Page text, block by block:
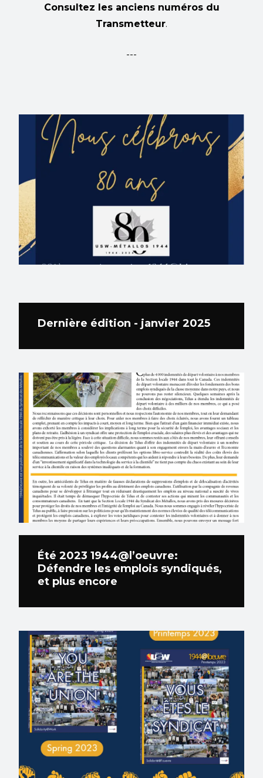
Consultez les anciens numéros du
Transmetteur.
---
Dernière édition - janvier 2025
Été 2023 1944@l’oeuvre:
Défendre les emplois syndiqués,
et plus encore